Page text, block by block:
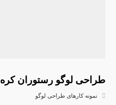
طراحی لوگو رستوران کره
نمونه کارهای طراحی لوگو